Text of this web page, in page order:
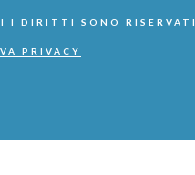
I DIRITTI SONO RISERVATI
PRIVACY